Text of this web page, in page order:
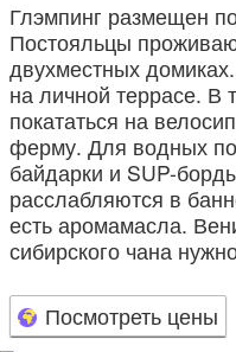
Глэмпинг размещен
Постояльцы
двухместных
на личной террасе. В
покататься на
ферму. Для водных
байдарки и SUP-
расслабляются в
есть аромамасла.
сибирского чана
Посмотреть цены